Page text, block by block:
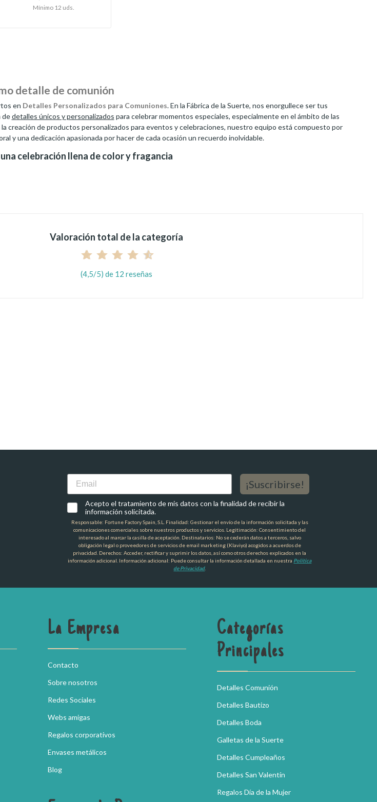
Mínimo 12 uds.
detalle de comunión
en Detalles Personalizados para Comuniones. En la Fábrica de la Suerte, nos enorgullece ser tus
dedetalles únicos y personalizados para celebrar momentos especiales, especialmente en el ámbito de las
creación de productos personalizados para eventos y celebraciones, nuestro equipo está compuesto por
y una dedicación apasionada por hacer de cada ocasión un recuerdo inolvidable.
celebración llena de color y fragancia
Valoración total de la categoría
(4,5/5) de 12 reseñas
Email
¡Suscribirse!
Acepto el tratamiento de mis datos con la finalidad de recibir la
información solicitada.
Responsable: Fortune Factory Spain, S.L. Finalidad: Gestionar el envío de la información solicitada y las
comunicaciones comerciales sobre nuestros productos y servicios. Legitimación: Consentimiento del
interesado al marcar la casilla de aceptación. Destinatarios: No se cederán datos a terceros, salvo
obligación legal o proveedores de servicios de email marketing (Klaviyo) acogidos a acuerdos de
privacidad. Derechos: Acceder, rectificar y suprimir los datos, así como otros derechos explicados en la
información adicional. Información adicional: Puede consultar la información detallada en nuestra Política
de Privacidad.
La Empresa
Contacto
Sobre nosotros
Redes Sociales
Webs amigas
Regalos corporativos
Envases metálicos
Blog
Categorías
Principales
Detalles Comunión
Detalles Bautizo
Detalles Boda
Galletas de la Suerte
Detalles Cumpleaños
Detalles San Valentín
Regalos Día de la Mujer